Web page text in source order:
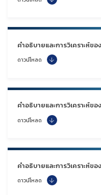
คำอธิบายและการวิเคราะห์ข
ดาวน์โหลด
คำอธิบายและการวิเคราะห์ข
ดาวน์โหลด
คำอธิบายและการวิเคราะห์ข
ดาวน์โหลด